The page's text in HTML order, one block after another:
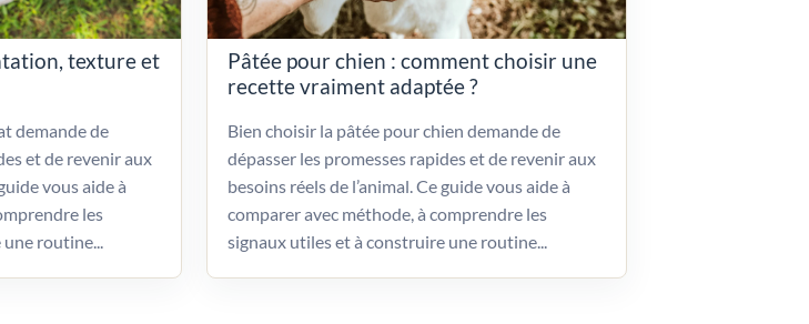
texture et
demande de
et de revenir aux
vous aide à
les
routine...
Pâtée pour chien : comment choisir une
recette vraiment adaptée ?
Bien choisir la pâtée pour chien demande de
dépasser les promesses rapides et de revenir aux
besoins réels de l’animal. Ce guide vous aide à
comparer avec méthode, à comprendre les
signaux utiles et à construire une routine...